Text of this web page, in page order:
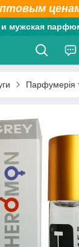
и мужская
Парфумерія